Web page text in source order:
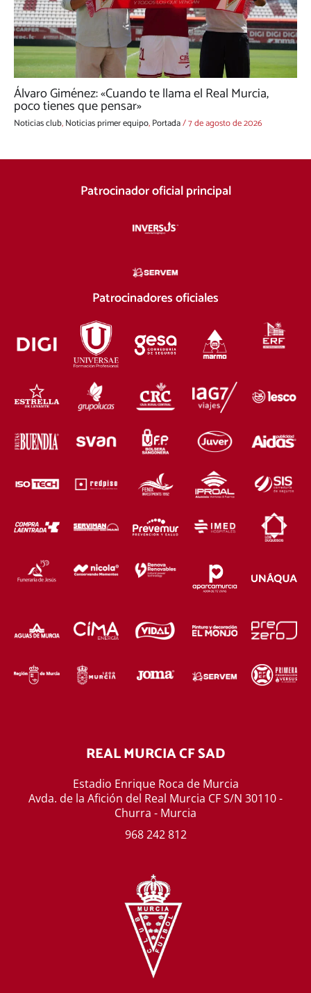
Álvaro Giménez: «Cuando te llama el Real Murcia,
poco tienes que pensar»
Noticias club,Noticias primer equipo,Portada/7 de agosto de 2026
Patrocinador oficial principal
Patrocinadores oficiales
REAL MURCIA CF SAD
Estadio Enrique Roca de Murcia
Avda. de la Afición del Real Murcia CF S/N 30110 -
Churra - Murcia
968 242 812